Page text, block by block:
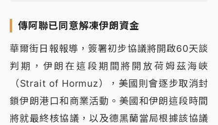
傳阿聯已同意解凍伊朗資金
華爾街日報報導，簽署初步協議將開啟60天談
判期，伊朗在這段期間將開放荷姆茲海峽
（Strait of Hormuz），美國則會逐步取消封
鎖伊朗港口和商業活動。美國和伊朗這段時間
將就最終核協議，以及德黑蘭當局根據該協議